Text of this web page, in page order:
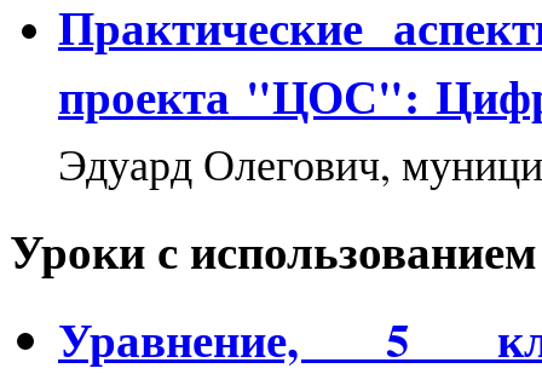
Практические
проекта "ЦОС":
Эдуард Олегович,
Уроки с
Уравнение, 5